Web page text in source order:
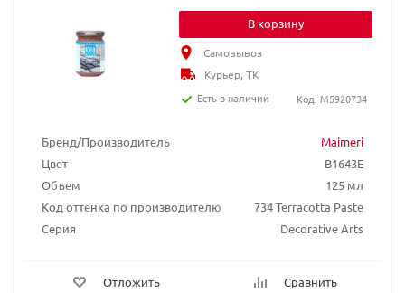
Бренд/Производитель
Maimeri
Цвет
B1643E
Объем
125 мл
Код оттенка по производителю
734 Terracotta Paste
Серия
Decorative Arts
Отложить Сравнить
В корзину
Самовывоз
Курьер, ТК
Есть в наличии
Код: M5920734